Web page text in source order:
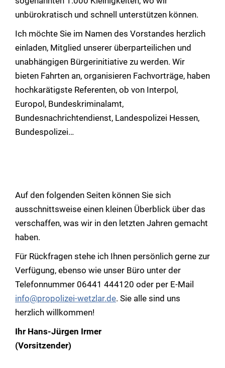
unbürokratisch und schnell unterstützen können.
Ich möchte Sie im Namen des Vorstandes herzlich
einladen, Mitglied unserer überparteilichen und
unabhängigen Bürgerinitiative zu werden. Wir
bieten Fahrten an, organisieren Fachvorträge, haben
hochkarätigste Referenten, ob von Interpol,
Europol, Bundeskriminalamt,
Bundesnachrichtendienst, Landespolizei Hessen,
Bundespolizei…
Auf den folgenden Seiten können Sie sich
ausschnittsweise einen kleinen Überblick über das
verschaffen, was wir in den letzten Jahren gemacht
haben.
Für Rückfragen stehe ich Ihnen persönlich gerne zur
Verfügung, ebenso wie unser Büro unter der
Telefonnummer 06441 444120 oder per E-Mail
info@propolizei-wetzlar.de. Sie alle sind uns
herzlich willkommen!
Ihr Hans-Jürgen Irmer
(Vorsitzender)